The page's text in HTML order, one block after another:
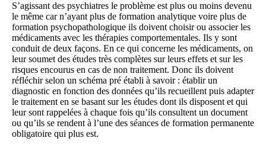
S’agissant des psychiatres le problème est plus ou moins devenu
le même car n’ayant plus de formation analytique voire plus de
formation psychopathologique ils doivent choisir ou associer les
médicaments avec les thérapies comportementales. Ils y sont
conduit de deux façons. En ce qui concerne les médicaments, on
leur soumet des études très complètes sur leurs effets et sur les
risques encourus en cas de non traitement. Donc ils doivent
réfléchir selon un schéma pré établi à savoir : établir un
diagnostic en fonction des données qu’ils recueillent puis adapter
le traitement en se basant sur les études dont ils disposent et qui
leur sont rappelées à chaque fois qu’ils consultent un document
ou qu’ils se rendent à l’une des séances de formation permanente
obligatoire qui plus est.